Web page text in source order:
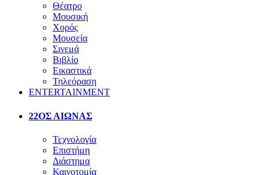
Θέατρο
Μουσική
Χορός
Μουσεία
Σινεμά
Βιβλίο
Εικαστικά
Τηλεόραση
ENTERTAINMENT
22ΟΣ ΑΙΩΝΑΣ
Τεχνολογία
Επιστήμη
Διάστημα
Καινοτομία